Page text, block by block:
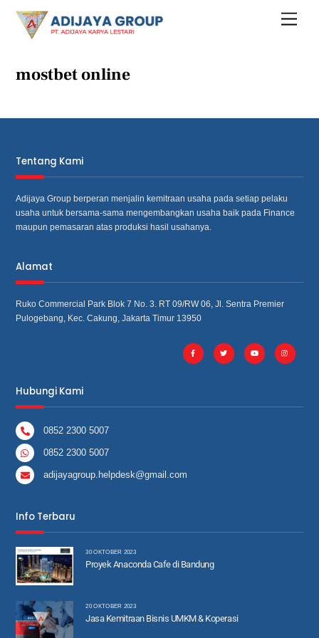
content
Menu
mostbet online
Tentang Kami
Adijaya Group berperan menjalin kemitraan usaha pada setiap pelaku
usaha untuk bersama‐sama mengembangkan usaha baik pada Finance
maupun pemasaran atas produksi hasil usahanya.
Alamat
Ruko Commercial Park Blok 7 No. 3. RT 09/RW 06, Jl. Sentra Premier
Pulogebang, Kec. Cakung, Jakarta Timur 13950
Hubungi Kami
0852 2300 5007
0852 2300 5007
adijayagroup.helpdesk@gmail.com
Info Terbaru
30 OKTOBER 2023
Proyek Anaconda Cafe di Bandung
20 OKTOBER 2023
Jasa Kemitraan Bisnis UMKM & Koperasi